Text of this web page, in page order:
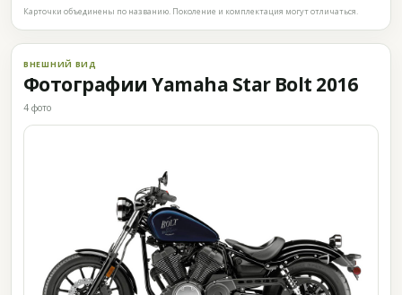
Карточки объединены по названию. Поколение и комплектация могут отличаться.
ВНЕШНИЙ ВИД
Фотографии Yamaha Star Bolt 2016
4 фото